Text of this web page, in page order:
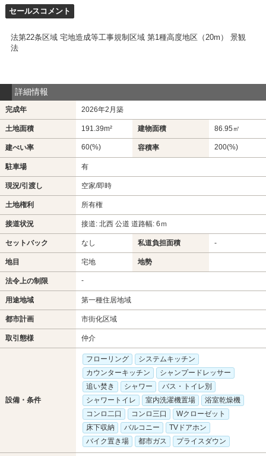
セールスコメント
法第22条区域 宅地造成等工事規制区域 第1種高度地区（20m） 景観
法
詳細情報
完成年 2026年2月築
土地面積 191.39m² 建物面積 86.95㎡
建ぺい率 60(%) 容積率 200(%)
駐車場 有
現況/引渡し 空家/即時
土地権利 所有権
接道状況 接道: 北西 公道 道路幅: 6ｍ
セットバック なし 私道負担面積 -
地目 宅地 地勢
法令上の制限 -
用途地域 第一種住居地域
都市計画 市街化区域
取引態様 仲介
設備・条件
フローリング
システムキッチン
カウンターキッチン
シャンプードレッサー
追い焚き
シャワー
バス・トイレ別
シャワートイレ
室内洗濯機置場
浴室乾燥機
コンロ二口
コンロ三口
Wクローゼット
床下収納
バルコニー
TVドアホン
バイク置き場
都市ガス プライスダウン